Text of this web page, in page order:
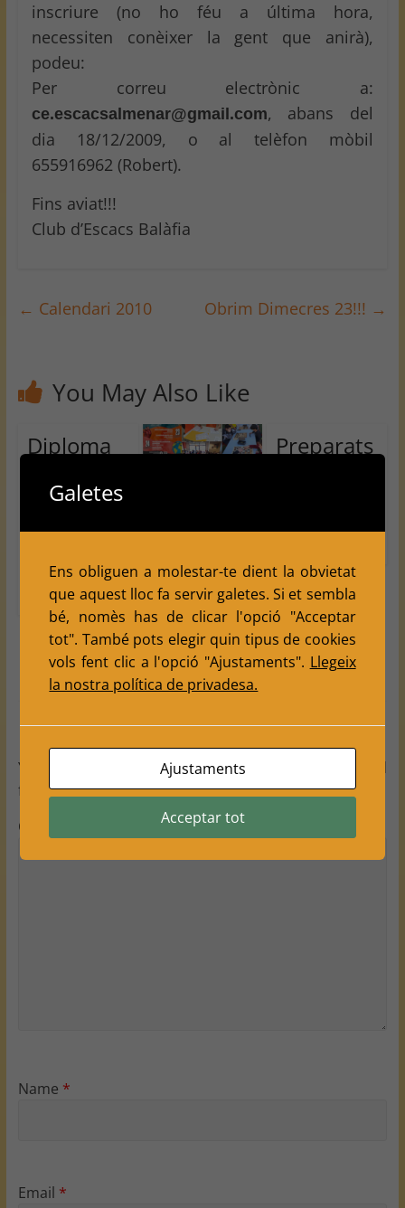
inscriure (no ho féu a última hora,
necessiten conèixer la gent que anirà),
podeu:
Per correu electrònic a:
ce.escacsalmenar@gmail.com, abans del
dia 18/12/2009, o al telèfon mòbil
655916962 (Robert).
Fins aviat!!!
Club d’Escacs Balàfia
← Calendari 2010 Obrim Dimecres 23!!! →
You May Also Like
Diploma
Marató
March 31,
2015
0
Tempora
da al
nostre
club
July 7,
2023
0
Preparats
Leave a Reply
Your email address will not be published.
Required
fields are marked*
Comment
Name *
Email *
Galetes
Ens obliguen a molestar-te dient la obvietat
que aquest lloc fa servir galetes. Si et sembla
bé, nomès has de clicar l'opció "Acceptar
tot". També pots elegir quin tipus de cookies
vols fent clic a l'opció "Ajustaments". Llegeix
la nostra política de privadesa.
Ajustaments
Acceptar tot